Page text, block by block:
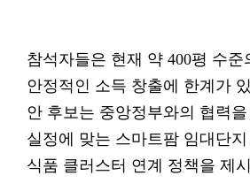
참석자들은 현재 약 400평 수
안정적인 소득 창출에 한계가
안 후보는 중앙정부와의 협력
실정에 맞는 스마트팜 임대단
식품 클러스터 연계 정책을 제